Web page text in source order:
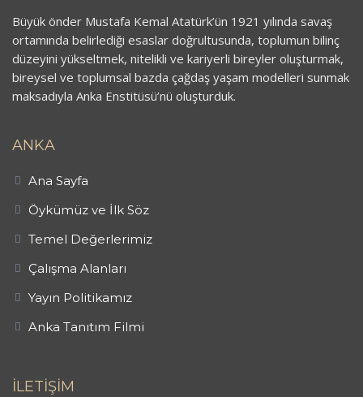
Büyük önder Mustafa Kemal Atatürk’ün 1921 yılında savaş
ortamında belirlediği esaslar doğrultusunda, toplumun bilinç
düzeyini yükseltmek, nitelikli ve kariyerli bireyler oluşturmak,
bireysel ve toplumsal bazda çağdaş yaşam modelleri sunmak
maksadıyla Anka Enstitüsü’nü oluşturduk.
ANKA
Ana Sayfa
Öykümüz ve İlk Söz
Temel Değerlerimiz
Çalışma Alanları
Yayın Politikamız
Anka Tanıtım Filmi
İLETİŞİM